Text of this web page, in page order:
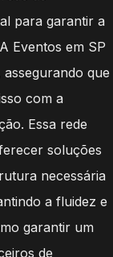
para garantir a
Eventos em SP
que
com a
Essa rede
soluções
necessária
a fluidez e
garantir um
de